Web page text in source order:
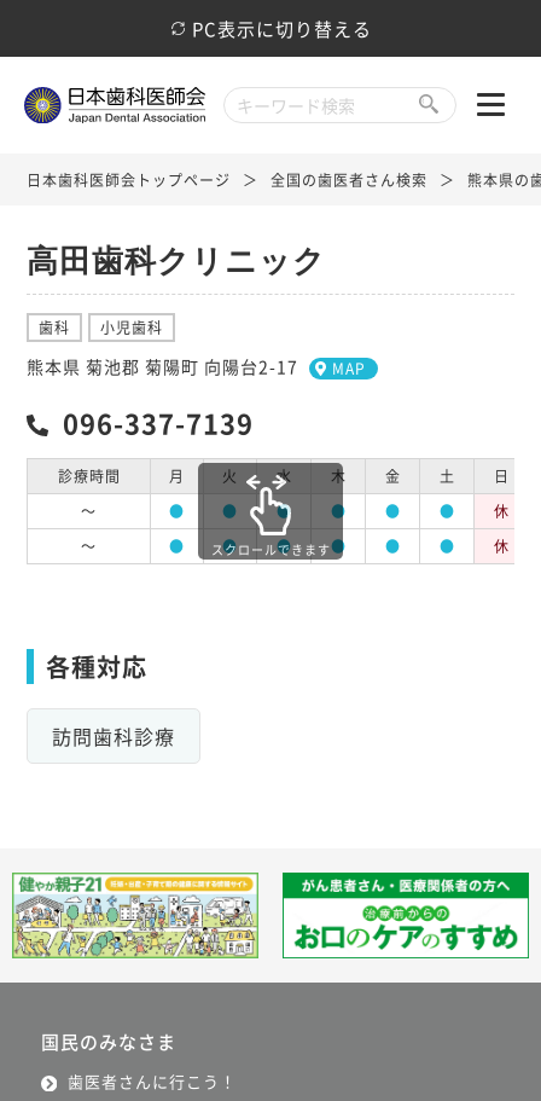
PC表示に切り替える
日本歯科医師会トップページ 全国の歯医者さん検索 熊本県の
高田歯科クリニック
歯科 小児歯科
熊本県 菊池郡 菊陽町 向陽台2-17 MAP
096-337-7139
診療時間 月 火 水 木 金 土
日
～
● ● ● ● ● ●
休
～
● ● ● ● ● ● 休
スクロールできます
各種対応
訪問歯科診療
国民のみなさま
歯医者さんに行こう！